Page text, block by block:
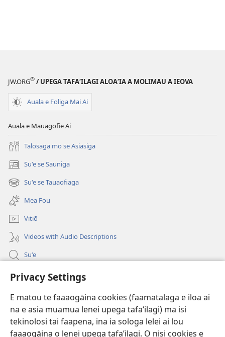
Privacy Settings
E matou te faaaogāina cookies (faamatalaga e iloa ai
na e asia muamua lenei upega tafaʻilagi) ma isi
tekinolosi tai faapena, ina ia sologa lelei ai lou
faaaogāina o lenei upega tafa’ilagi. O nisi cookies e
JW.ORG® / UPEGA TAFA‘ILAGI ALOA‘IA A MOLIMAU A IEOVA
Auala e Foliga Mai Ai
Auala e Mauagofie Ai
Talosaga mo se Asiasiga
Suʻe se Sauniga
(tatala
se
isi
polokalame)
Suʻe se Tauaofiaga
(tatala
se
isi
polokalame)
Mea Fou
Vitiō
Videos with Audio Descriptions
Suʻe
Faamatalaga mo Ofisa o le Malo
(tatala
se